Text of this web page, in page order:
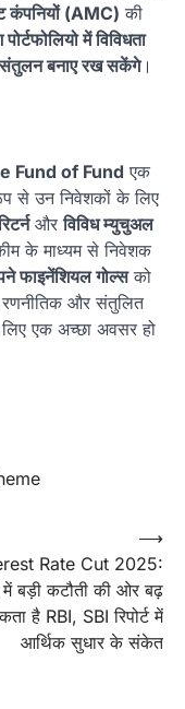
कंपनियों (AMC) की
में विविधता
संतुलन बनाए रख सकेंगे।
Fund of Fund एक
से उन निवेशकों के लिए
औरविविध म्युचुअल
के माध्यम से निवेशक
फाइनेंशियल गोल्सको
और संतुलित
एक अच्छा अवसर हो
Rate Cut 2025:
में बड़ी कटौती की ओर बढ़
है RBI, SBI रिपोर्ट में
आर्थिक सुधार के संकेत
⟶